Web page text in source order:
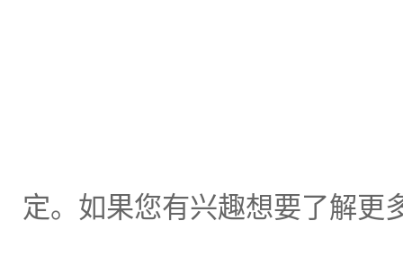
定。如果您有兴趣想要了解更